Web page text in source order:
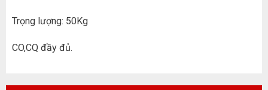
Trọng lượng: 50Kg
CO,CQ đầy đủ.